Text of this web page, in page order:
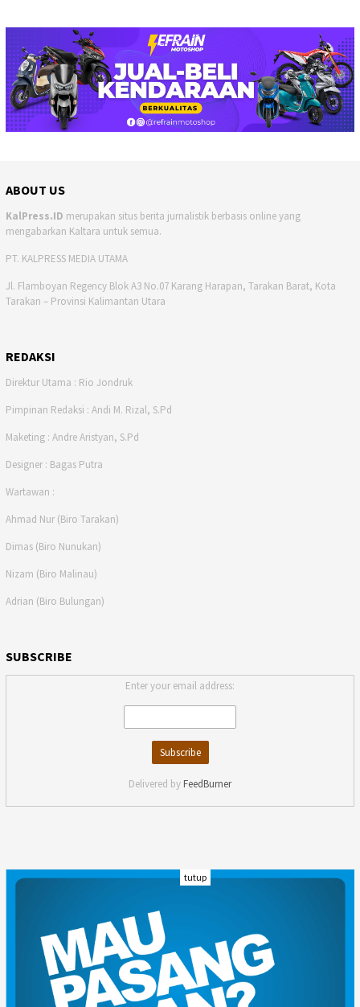
ABOUT US
KalPress.ID merupakan situs berita jurnalistik berbasis online yang
mengabarkan Kaltara untuk semua.
PT. KALPRESS MEDIA UTAMA
Jl. Flamboyan Regency Blok A3 No.07 Karang Harapan, Tarakan Barat, Kota
Tarakan – Provinsi Kalimantan Utara
REDAKSI
Direktur Utama : Rio Jondruk
Pimpinan Redaksi : Andi M. Rizal, S.Pd
Maketing : Andre Aristyan, S.Pd
Designer : Bagas Putra
Wartawan :
Ahmad Nur (Biro Tarakan)
Dimas (Biro Nunukan)
Nizam (Biro Malinau)
Adrian (Biro Bulungan)
SUBSCRIBE
Enter your email address:
Delivered by FeedBurner
INDEKS
KARIR
REDAKSI
PRIVACY POLICY
DISCLAIMER
TENTANG KAMI
KONTAK KAMI
tutup